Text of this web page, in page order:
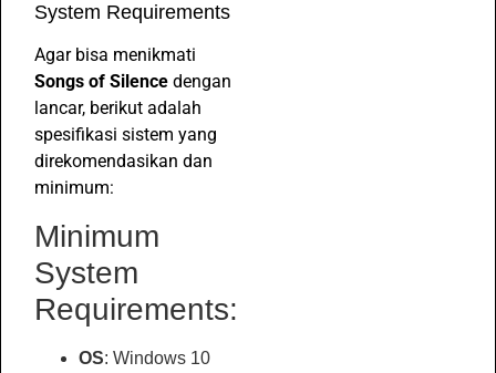
System Requirements
Agar bisa menikmati
Songs of Silence dengan
lancar, berikut adalah
spesifikasi sistem yang
direkomendasikan dan
minimum:
Minimum
System
Requirements:
OS: Windows 10